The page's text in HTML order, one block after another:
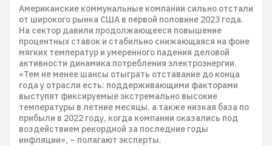
Американские коммунальные компании сильно отстали
от широкого рынка США в первой половине 2023 года.
На сектор давили продолжающееся повышение
процентных ставок и стабильно снижающаяся на фоне
мягких температур и умеренного падения деловой
активности динамика потребления электроэнергии.
«Тем не менее шансы отыграть отставание до конца
года у отрасли есть: поддерживающими факторами
выступят фиксируемые экстремально высокие
температуры в летние месяцы, а также низкая база по
прибыли в 2022 году, когда компании оказались под
воздействием рекордной за последние годы
инфляции», – полагают эксперты.